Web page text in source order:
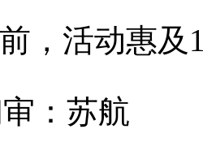
，活动惠及
苏航